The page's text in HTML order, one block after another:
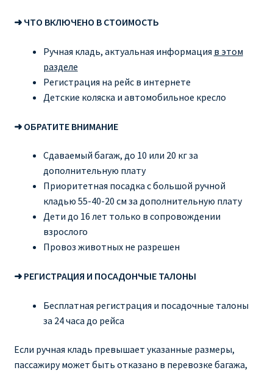
О сайте
➜ ЧТО ВКЛЮЧЕНО В СТОИМОСТЬ
Ручная кладь, актуальная информация в этом
разделе
Регистрация на рейс в интернете
Детские коляска и автомобильное кресло
➜ ОБРАТИТЕ ВНИМАНИЕ
Сдаваемый багаж, до 10 или 20 кг за
дополнительную плату
Приоритетная посадка с большой ручной
кладью 55-40-20 см за дополнительную плату
Дети до 16 лет только в сопровождении
взрослого
Провоз животных не разрешен
➜ РЕГИСТРАЦИЯ И ПОСАДОНЧЫЕ ТАЛОНЫ
Бесплатная регистрация и посадочные талоны
за 24 часа до рейса
Если ручная кладь превышает указанные размеры,
пассажиру может быть отказано в перевозке багажа,